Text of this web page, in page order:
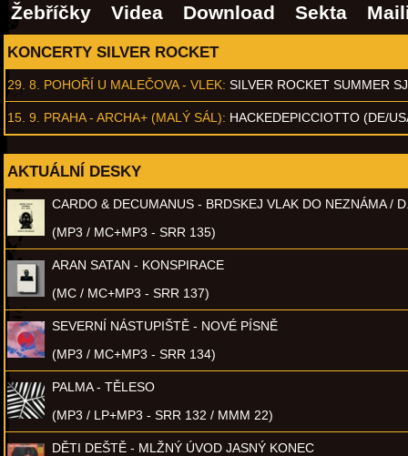
Žebříčky
Videa Download Sekta
KONCERTY SILVER ROCKET
29. 8. POHOŘÍ U MALEČOVA - VLEK: SILVER ROCKET SUMMER
15. 9. PRAHA - ARCHA+ (MALÝ SÁL): HACKEDEPICCIOTTO (DE/
AKTUÁLNÍ DESKY
CARDO & DECUMANUS - BRDSKEJ VLAK DO NEZNÁMA /
(MP3 / MC+MP3 - SRR 135)
ARAN SATAN - KONSPIRACE
(MC / MC+MP3 - SRR 137)
SEVERNÍ NÁSTUPIŠTĚ - NOVÉ PÍSNĚ
(MP3 / MC+MP3 - SRR 134)
PALMA - TĚLESO
(MP3 / LP+MP3 - SRR 132 / MMM 22)
DĚTI DEŠTĚ - MLŽNÝ ÚVOD JASNÝ KONEC